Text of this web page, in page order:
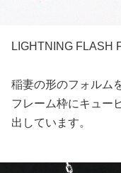
LIGHTNING FLASH
稲妻の形のフォルム
フレーム枠にキュー
出しています。